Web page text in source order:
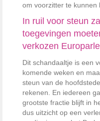
om voorzitter te kunnen
In ruil voor steun
toegevingen
verkozen
Dit schandaaltje is een
komende weken en
steun van de
rekenen. En iedereen
grootste fractie blijft in
dus uitzicht op een